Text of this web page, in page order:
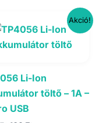
Akció!
Li-Ion
töltő – 1A –
USB